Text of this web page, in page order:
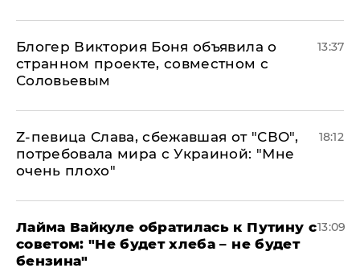
Блогер Виктория Боня объявила о
странном проекте, совместном с
Соловьевым
13:37
Z-певица Слава, сбежавшая от "СВО",
потребовала мира с Украиной: "Мне
очень плохо"
18:12
Лайма Вайкуле обратилась к Путину с
советом: "Не будет хлеба – не будет
бензина"
13:09